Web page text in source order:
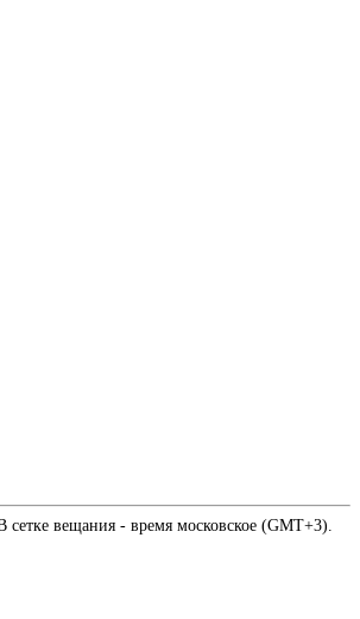
вещания - время московское (GMT+3).